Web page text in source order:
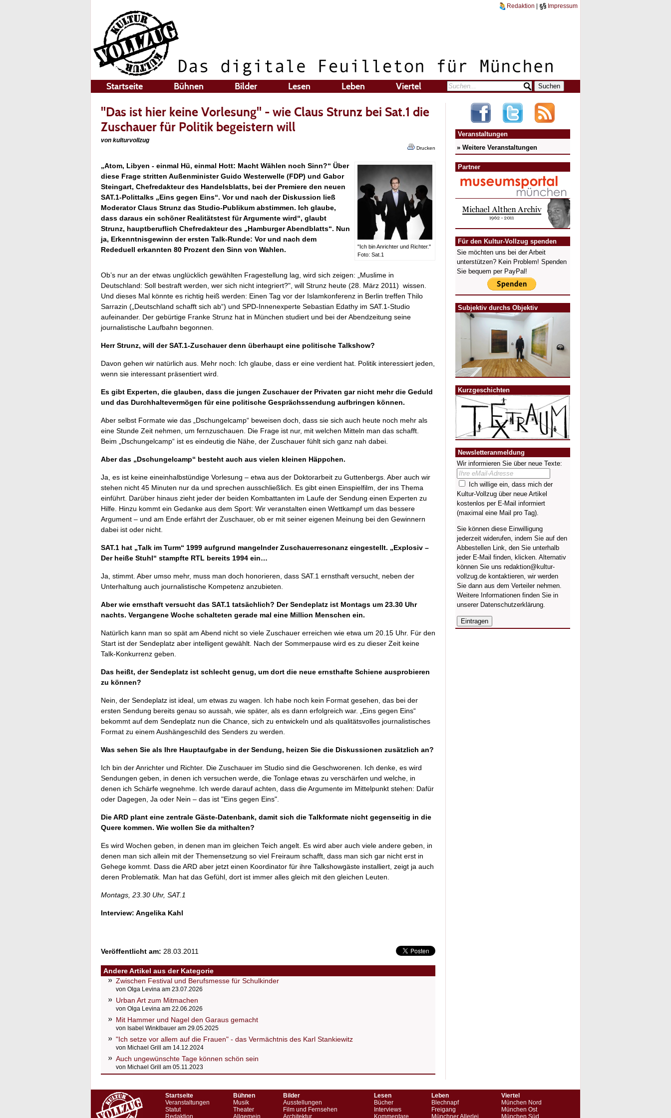
Redaktion Impressum
Startseite Bühnen Bilder Lesen Leben Viertel
"Das ist hier keine Vorlesung" - wie Claus Strunz bei Sat.1 die
Zuschauer für Politik begeistern will
von kulturvollzug
Drucken
"Ich bin Anrichter und Richter."
Foto: Sat.1
„Atom, Libyen - einmal Hü, einmal Hott: Macht Wählen noch Sinn?“ Über
diese Frage stritten Außenminister Guido Westerwelle (FDP) und Gabor
Steingart, Chefredakteur des Handelsblatts, bei der Premiere den neuen
SAT.1-Polittalks „Eins gegen Eins“. Vor und nach der Diskussion ließ
Moderator Claus Strunz das Studio-Publikum abstimmen. Ich glaube,
dass daraus ein schöner Realitätstest für Argumente wird“, glaubt
Strunz, hauptberuflich Chefredakteur des „Hamburger Abendblatts“. Nun
ja, Erkenntnisgewinn der ersten Talk-Runde: Vor und nach dem
Rededuell erkannten 80 Prozent den Sinn von Wahlen.
Ob’s nur an der etwas unglücklich gewählten Fragestellung lag, wird sich zeigen: „Muslime in
Deutschland: Soll bestraft werden, wer sich nicht integriert?", will Strunz heute (28. März 2011) wissen.
Und dieses Mal könnte es richtig heiß werden: Einen Tag vor der Islamkonferenz in Berlin treffen Thilo
Sarrazin („Deutschland schafft sich ab“) und SPD-Innenexperte Sebastian Edathy im SAT.1-Studio
aufeinander. Der gebürtige Franke Strunz hat in München studiert und bei der Abendzeitung seine
journalistische Laufbahn begonnen.
Herr Strunz, will der SAT.1-Zuschauer denn überhaupt eine politische Talkshow?
Davon gehen wir natürlich aus. Mehr noch: Ich glaube, dass er eine verdient hat. Politik interessiert jeden,
wenn sie interessant präsentiert wird.
Es gibt Experten, die glauben, dass die jungen Zuschauer der Privaten gar nicht mehr die Geduld
und das Durchhaltevermögen für eine politische Gesprächssendung aufbringen können.
Aber selbst Formate wie das „Dschungelcamp“ beweisen doch, dass sie sich auch heute noch mehr als
eine Stunde Zeit nehmen, um fernzuschauen. Die Frage ist nur, mit welchen Mitteln man das schafft.
Beim „Dschungelcamp“ ist es eindeutig die Nähe, der Zuschauer fühlt sich ganz nah dabei.
Aber das „Dschungelcamp“ besteht auch aus vielen kleinen Häppchen.
Ja, es ist keine eineinhalbstündige Vorlesung – etwa aus der Doktorarbeit zu Guttenbergs. Aber auch wir
stehen nicht 45 Minuten nur da und sprechen ausschließlich. Es gibt einen Einspielfilm, der ins Thema
einführt. Darüber hinaus zieht jeder der beiden Kombattanten im Laufe der Sendung einen Experten zu
Hilfe. Hinzu kommt ein Gedanke aus dem Sport: Wir veranstalten einen Wettkampf um das bessere
Argument – und am Ende erfährt der Zuschauer, ob er mit seiner eigenen Meinung bei den Gewinnern
dabei ist oder nicht.
SAT.1 hat „Talk im Turm“ 1999 aufgrund mangelnder Zuschauerresonanz eingestellt. „Explosiv –
Der heiße Stuhl“ stampfte RTL bereits 1994 ein…
Ja, stimmt. Aber umso mehr, muss man doch honorieren, dass SAT.1 ernsthaft versucht, neben der
Unterhaltung auch journalistische Kompetenz anzubieten.
Aber wie ernsthaft versucht das SAT.1 tatsächlich? Der Sendeplatz ist Montags um 23.30 Uhr
nachts. Vergangene Woche schalteten gerade mal eine Million Menschen ein.
Natürlich kann man so spät am Abend nicht so viele Zuschauer erreichen wie etwa um 20.15 Uhr. Für den
Start ist der Sendeplatz aber intelligent gewählt. Nach der Sommerpause wird es zu dieser Zeit keine
Talk-Konkurrenz geben.
Das heißt, der Sendeplatz ist schlecht genug, um dort die neue ernsthafte Schiene ausprobieren
zu können?
Nein, der Sendeplatz ist ideal, um etwas zu wagen. Ich habe noch kein Format gesehen, das bei der
ersten Sendung bereits genau so aussah, wie später, als es dann erfolgreich war. „Eins gegen Eins“
bekommt auf dem Sendeplatz nun die Chance, sich zu entwickeln und als qualitätsvolles journalistisches
Format zu einem Aushängeschild des Senders zu werden.
Was sehen Sie als Ihre Hauptaufgabe in der Sendung, heizen Sie die Diskussionen zusätzlich an?
Ich bin der Anrichter und Richter. Die Zuschauer im Studio sind die Geschworenen. Ich denke, es wird
Sendungen geben, in denen ich versuchen werde, die Tonlage etwas zu verschärfen und welche, in
denen ich Schärfe wegnehme. Ich werde darauf achten, dass die Argumente im Mittelpunkt stehen: Dafür
oder Dagegen, Ja oder Nein – das ist "Eins gegen Eins".
Die ARD plant eine zentrale Gäste-Datenbank, damit sich die Talkformate nicht gegenseitig in die
Quere kommen. Wie wollen Sie da mithalten?
Es wird Wochen geben, in denen man im gleichen Teich angelt. Es wird aber auch viele andere geben, in
denen man sich allein mit der Themensetzung so viel Freiraum schafft, dass man sich gar nicht erst in
Gehege kommt. Dass die ARD aber jetzt einen Koordinator für ihre Talkshowgäste installiert, zeigt ja auch
deren Problematik. Man hat das Gefühl, dort ist immer alles gleich mit den gleichen Leuten.
Montags, 23.30 Uhr, SAT.1
Interview: Angelika Kahl
Veröffentlicht am: 28.03.2011
Andere Artikel aus der Kategorie
Zwischen Festival und Berufsmesse für Schulkinder
von Olga Levina am 23.07.2026
Urban Art zum Mitmachen
von Olga Levina am 22.06.2026
Mit Hammer und Nagel den Garaus gemacht
von Isabel Winklbauer am 29.05.2025
"Ich setze vor allem auf die Frauen" - das Vermächtnis des Karl Stankiewitz
von Michael Grill am 14.12.2024
Auch ungewünschte Tage können schön sein
von Michael Grill am 05.11.2023
Veranstaltungen
» Weitere Veranstaltungen
Partner
Für den Kultur-Vollzug spenden
Sie möchten uns bei der Arbeit
unterstützen? Kein Problem! Spenden
Sie bequem per PayPal!
Subjektiv durchs Objektiv
Kurzgeschichten
Newsletteranmeldung
Wir informieren Sie über neue Texte:
Ich willige ein, dass mich der
Kultur-Vollzug über neue Artikel
kostenlos per E-Mail informiert
(maximal eine Mail pro Tag).
Sie können diese Einwilligung
jederzeit widerufen, indem Sie auf den
Abbestellen Link, den Sie unterhalb
jeder E-Mail finden, klicken. Alternativ
können Sie uns redaktion@kultur-
vollzug.de kontaktieren, wir werden
Sie dann aus dem Verteiler nehmen.
Weitere Informationen finden Sie in
unserer Datenschutzerklärung.
Startseite
Veranstaltungen
Statut
Redaktion
Bühnen
Musik
Theater
Allgemein
Bilder
Ausstellungen
Film und Fernsehen
Architektur
Lesen
Bücher
Interviews
Kommentare
Leben
Blechnapf
Freigang
Münchner Allerlei
Viertel
München Nord
München Ost
München Süd